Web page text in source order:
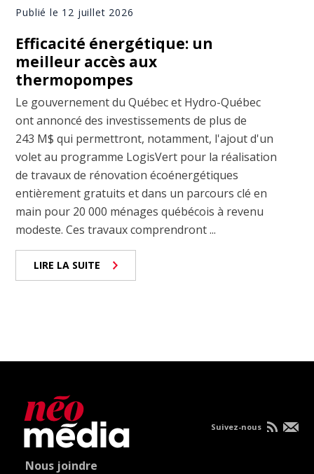
Publié le 12 juillet 2026
Efficacité énergétique: un
meilleur accès aux
thermopompes
Le gouvernement du Québec et Hydro-Québec
ont annoncé des investissements de plus de
243 M$ qui permettront, notamment, l'ajout d'un
volet au programme LogisVert pour la réalisation
de travaux de rénovation écoénergétiques
entièrement gratuits et dans un parcours clé en
main pour 20 000 ménages québécois à revenu
modeste. Ces travaux comprendront ...
LIRE LA SUITE
Nous joindre
Suivez-nous